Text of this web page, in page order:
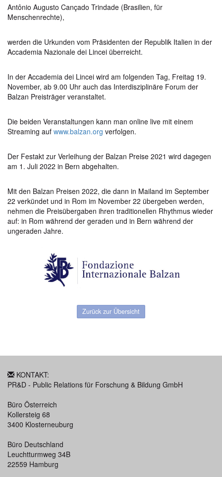
Antônio Augusto Cançado Trindade (Brasilien, für
Menschenrechte),
werden die Urkunden vom Präsidenten der Republik Italien in der
Accademia Nazionale dei Lincei überreicht.
In der Accademia dei Lincei wird am folgenden Tag, Freitag 19.
November, ab 9.00 Uhr auch das Interdisziplinäre Forum der
Balzan Preisträger veranstaltet.
Die beiden Veranstaltungen kann man online live mit einem
Streaming auf www.balzan.org verfolgen.
Der Festakt zur Verleihung der Balzan Preise 2021 wird dagegen
am 1. Juli 2022 in Bern abgehalten.
Mit den Balzan Preisen 2022, die dann in Mailand im September
22 verkündet und in Rom im November 22 übergeben werden,
nehmen die Preisübergaben ihren traditionellen Rhythmus wieder
auf: in Rom während der geraden und in Bern während der
ungeraden Jahre.
Zurück zur Übersicht
KONTAKT:
PR&D - Public Relations für Forschung & Bildung GmbH
Büro Österreich
Kollersteig 68
3400 Klosterneuburg
Büro Deutschland
Leuchtturmweg 34B
22559 Hamburg